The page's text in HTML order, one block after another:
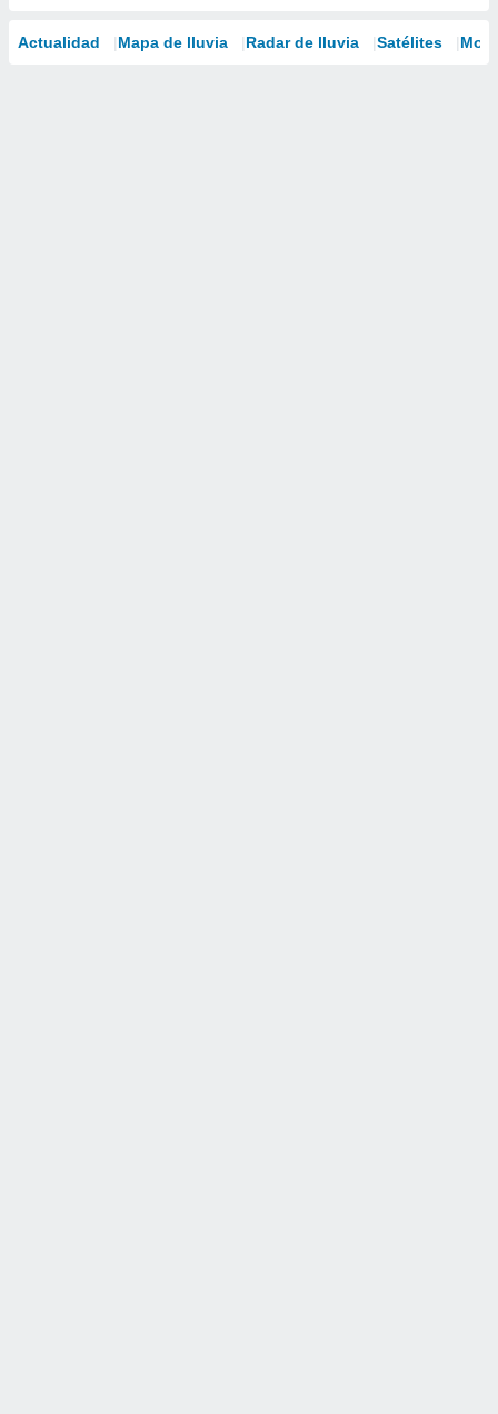
Actualidad Mapa de lluvia Radar de lluvia Satélites